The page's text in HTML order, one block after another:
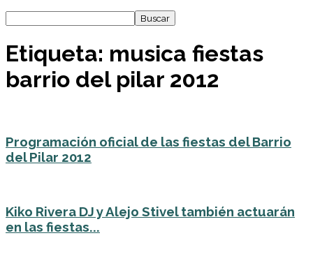
Etiqueta: musica fiestas
barrio del pilar 2012
Programación oficial de las fiestas del Barrio
del Pilar 2012
Kiko Rivera DJ y Alejo Stivel también actuarán
en las fiestas...